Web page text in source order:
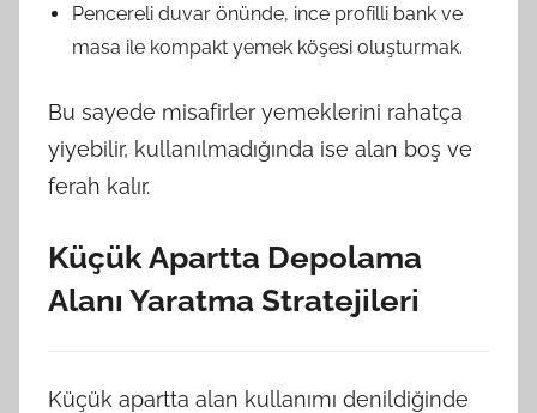
Pencereli duvar önünde, ince profilli bank ve
masa ile kompakt yemek köşesi oluşturmak.
Bu sayede misafirler yemeklerini rahatça
yiyebilir, kullanılmadığında ise alan boş ve
ferah kalır.
Küçük Apartta Depolama
Alanı Yaratma Stratejileri
Küçük apartta alan kullanımı denildiğinde